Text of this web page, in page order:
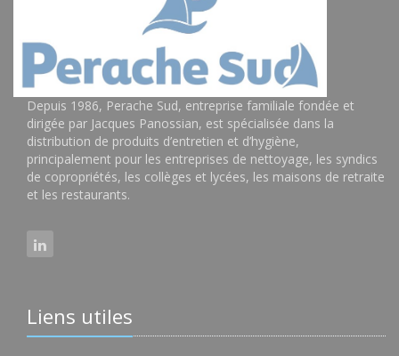
Depuis 1986, Perache Sud, entreprise familiale fondée et
dirigée par Jacques Panossian, est spécialisée dans la
distribution de produits d’entretien et d’hygiène,
principalement pour les entreprises de nettoyage, les syndics
de copropriétés, les collèges et lycées, les maisons de retraite
et les restaurants.
Liens utiles